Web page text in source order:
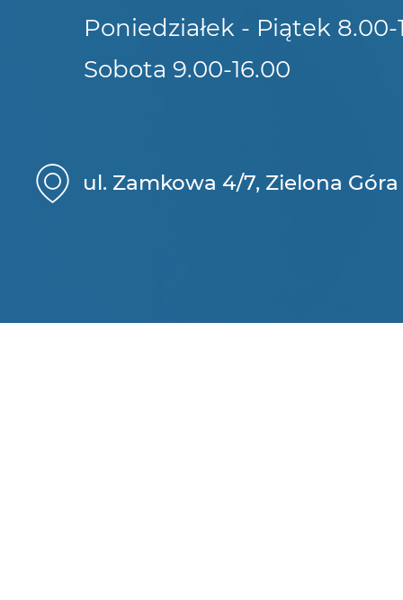
Poniedziałek - Piątek 8.00-
Sobota 9.00-16.00
ul. Zamkowa 4/7, Zielona Góra